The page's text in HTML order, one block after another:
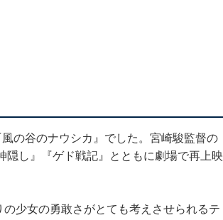
の谷のナウシカ』でした。宮崎駿監督の
隠し』『ゲド戦記』とともに劇場で再上映
少女の勇敢さがとても考えさせられるテ